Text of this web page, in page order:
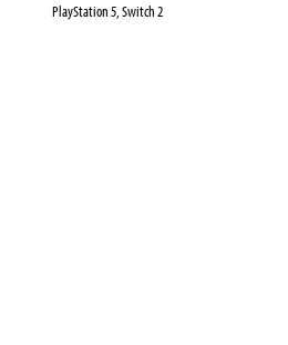
PlayStation 5, Switch 2